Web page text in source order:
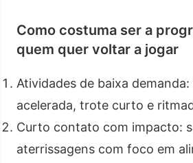
Como costuma ser a
quem quer voltar a jogar
Atividades de baixa
acelerada, trote curto e
Curto contato com impacto:
aterrissagens com foco em